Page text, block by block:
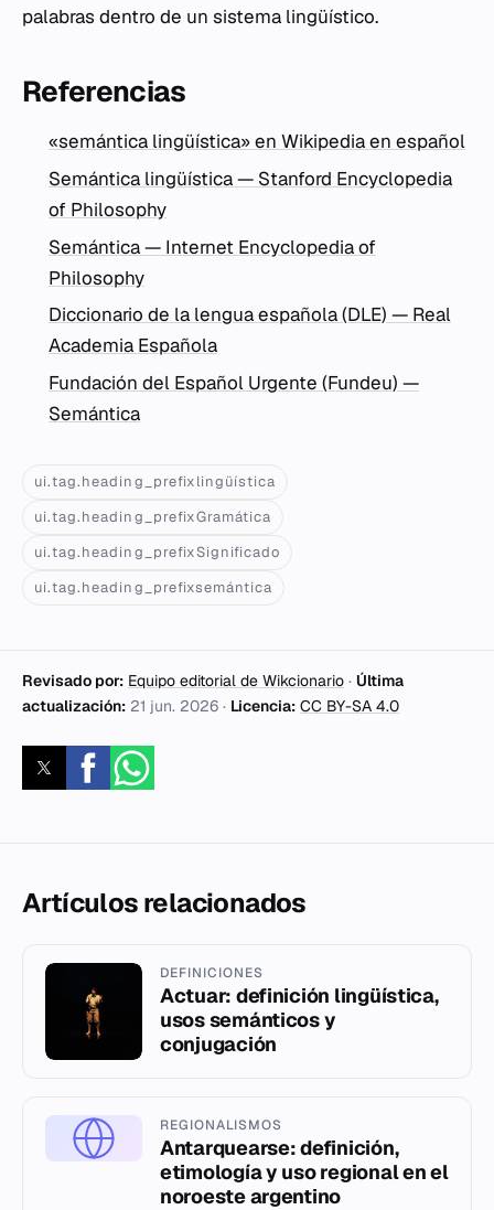
palabras dentro de un sistema lingüístico.
Referencias
«semántica lingüística» en Wikipedia en español
Semántica lingüística — Stanford Encyclopedia
of Philosophy
Semántica — Internet Encyclopedia of
Philosophy
Diccionario de la lengua española (DLE) — Real
Academia Española
Fundación del Español Urgente (Fundeu) —
Semántica
ui.tag.heading_prefixlingüística
ui.tag.heading_prefixGramática
ui.tag.heading_prefixSignificado
ui.tag.heading_prefixsemántica
Revisado por: Equipo editorial de Wikcionario · Última
actualización: 21 jun. 2026 · Licencia: CC BY-SA 4.0
Artículos relacionados
DEFINICIONES
Actuar: definición lingüística,
usos semánticos y
conjugación
REGIONALISMOS
Antarquearse: definición,
etimología y uso regional en el
noroeste argentino